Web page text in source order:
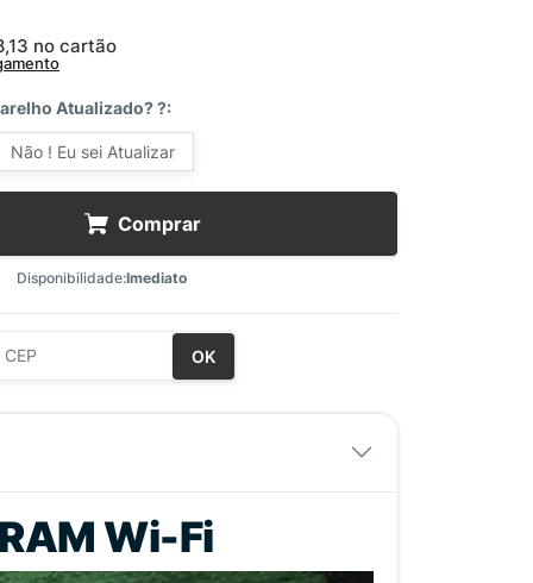
no cartão
Atualizado? ?:
Não ! Eu sei Atualizar
Comprar
Disponibilidade:Imediato
OK
Wi-Fi